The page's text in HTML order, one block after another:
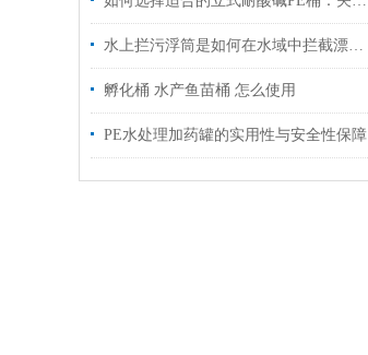
水上拦污浮筒是如何在水域中拦截漂浮物的？
孵化桶 水产鱼苗桶 怎么使用
PE水处理加药罐的实用性与安全性保障